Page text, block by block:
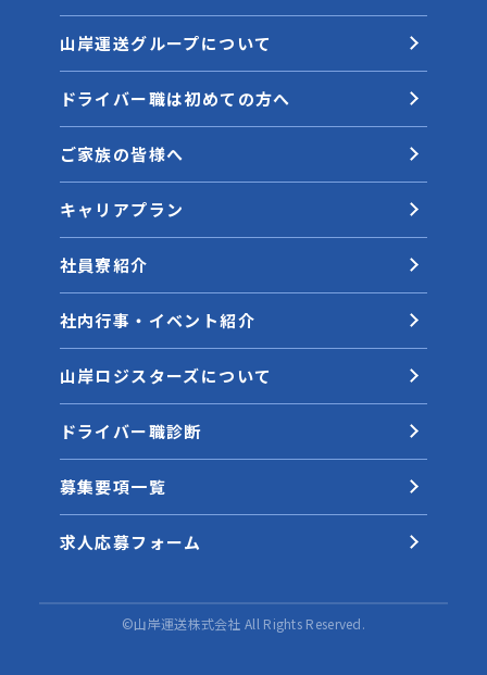
山岸運送グループについて
ドライバー職は初めての方へ
ご家族の皆様へ
キャリアプラン
社員寮紹介
社内行事・イベント紹介
山岸ロジスターズについて
ドライバー職診断
募集要項一覧
求人応募フォーム
©山岸運送株式会社 All Rights Reserved.